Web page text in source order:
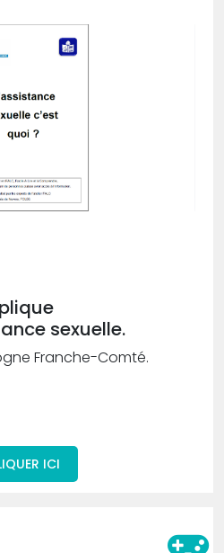
sexuelle.
Franche-Comté.
ICI